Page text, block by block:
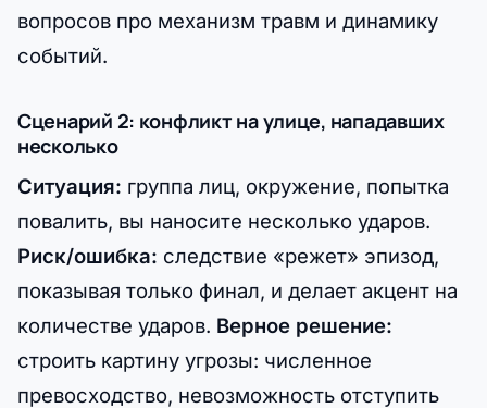
вопросов про механизм травм и динамику
событий.
Сценарий 2: конфликт на улице, нападавших
несколько
Ситуация: группа лиц, окружение, попытка
повалить, вы наносите несколько ударов.
Риск/ошибка: следствие «режет» эпизод,
показывая только финал, и делает акцент на
количестве ударов. Верное решение:
строить картину угрозы: численное
превосходство, невозможность отступить